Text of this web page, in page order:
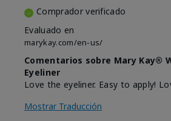
Comprador verificado
Evaluado en
marykay.com/en-us/
Comentarios sobre Mary Kay®
Eyeliner
Love the eyeliner. Easy to apply!
Mostrar Traducción